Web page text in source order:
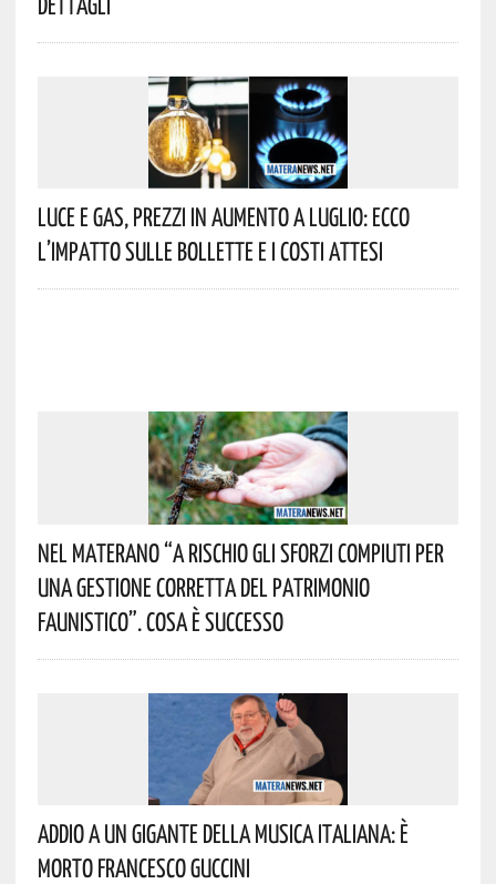
Luce E Gas, Prezzi In Aumento A Luglio: Ecco
L’impatto Sulle Bollette E I Costi Attesi
Nel Materano “a Rischio Gli Sforzi Compiuti Per
Una Gestione Corretta Del Patrimonio
Faunistico”. Cosa È Successo
Addio A Un Gigante Della Musica Italiana: È
Morto Francesco Guccini